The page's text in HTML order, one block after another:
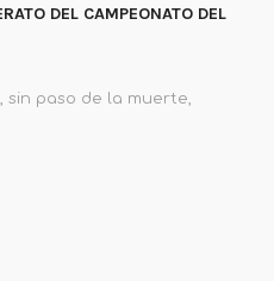
DEL CAMPEONATO DEL
sin paso de la muerte,